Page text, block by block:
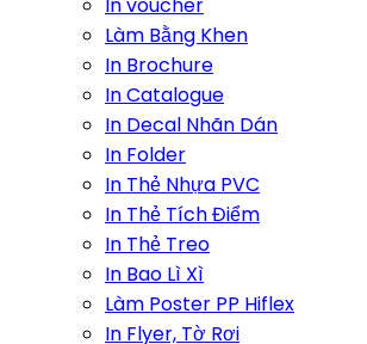
In voucher
Làm Bằng Khen
In Brochure
In Catalogue
In Decal Nhãn Dán
In Folder
In Thẻ Nhựa PVC
In Thẻ Tích Điểm
In Thẻ Treo
In Bao Lì Xì
Làm Poster PP Hiflex
In Flyer, Tờ Rơi